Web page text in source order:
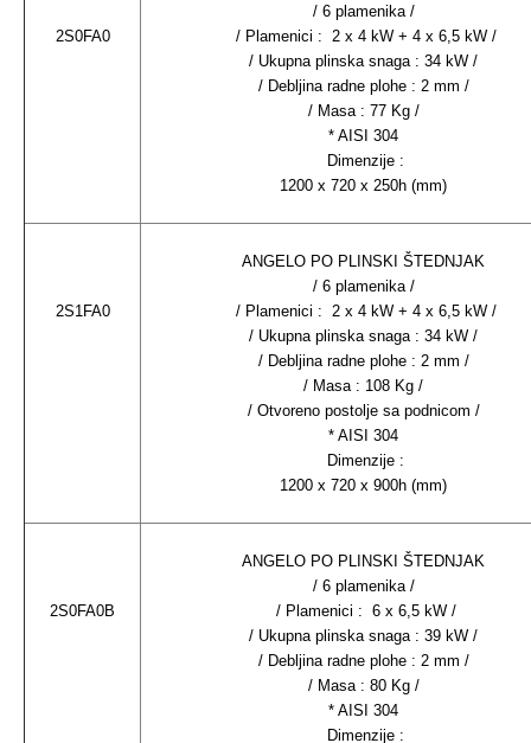
2S0FA0
/ 6 plamenika /
/ Plamenici : 2 x 4 kW + 4 x 6,5 kW /
/ Ukupna plinska snaga : 34 kW /
/ Debljina radne plohe : 2 mm /
/ Masa : 77 Kg /
* AISI 304
Dimenzije :
1200 x 720 x 250h (mm)
2S1FA0
ANGELO PO PLINSKI ŠTEDNJAK
/ 6 plamenika /
/ Plamenici : 2 x 4 kW + 4 x 6,5 kW /
/ Ukupna plinska snaga : 34 kW /
/ Debljina radne plohe : 2 mm /
/ Masa : 108 Kg /
/ Otvoreno postolje sa podnicom /
* AISI 304
Dimenzije :
1200 x 720 x 900h (mm)
2S0FA0B
ANGELO PO PLINSKI ŠTEDNJAK
/ 6 plamenika /
/ Plamenici : 6 x 6,5 kW /
/ Ukupna plinska snaga : 39 kW /
/ Debljina radne plohe : 2 mm /
/ Masa : 80 Kg /
* AISI 304
Dimenzije :